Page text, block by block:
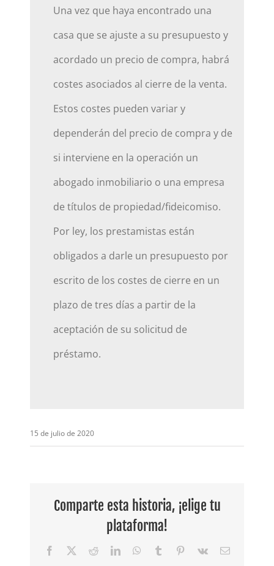
Una vez que haya encontrado una
casa que se ajuste a su presupuesto y
acordado un precio de compra, habrá
costes asociados al cierre de la venta.
Estos costes pueden variar y
dependerán del precio de compra y de
si interviene en la operación un
abogado inmobiliario o una empresa
de títulos de propiedad/fideicomiso.
Por ley, los prestamistas están
obligados a darle un presupuesto por
escrito de los costes de cierre en un
plazo de tres días a partir de la
aceptación de su solicitud de
préstamo.
15 de julio de 2020
Comparte esta historia, ¡elige tu
plataforma!
Facebook RedditLinkedInWhatsApp
Tumblr Pinterest
Vk Email